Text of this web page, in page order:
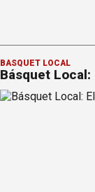
BÁSQUET LOCAL
Básquet